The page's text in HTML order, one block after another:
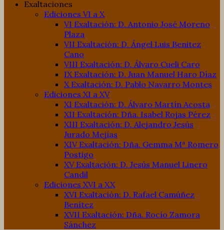
Exaltaciones
Ediciones VI a X
VI Exaltación: D. Antonio José Moreno
Plaza
VII Exaltación: D. Ángel Luis Benitez
Cano
VIII Exaltación: D. Álvaro Cueli Caro
IX Exaltación: D. Juan Manuel Haro Díaz
X Exaltación: D. Pablo Navarro Montes
Ediciones XI a XV
XI Exaltación: D. Álvaro Martín Acosta
XII Exaltación: Dña. Isabel Rojas Pérez
XIII Exaltación: D. Alejandro Jesús
Jurado Mejías
XIV Exaltación: Dña. Gemma Mª Romero
Postigo
XV Exaltación: D. Jesús Manuel Linero
Candil
Ediciones XVI a XX
XVI Exaltación: D. Rafael Camúñez
Benítez
XVII Exaltación: Dña. Rocío Zamora
Sánchez